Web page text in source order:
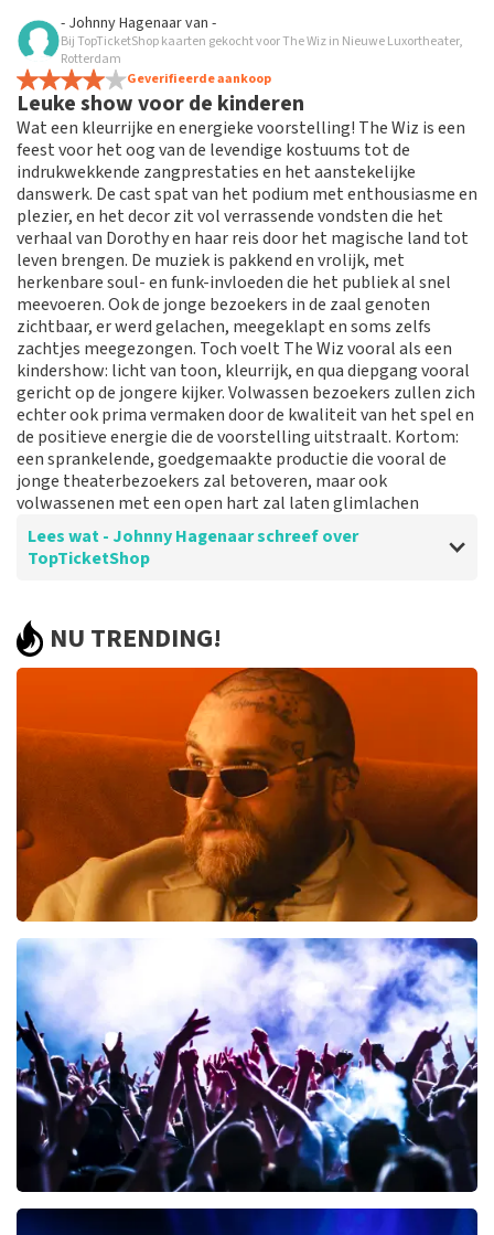
Beoordeling van - Eveline Teiwsen over
Te duur! Slechte plaatsen! Geen
annulering mogelijk.
Nooit meer top tickets! Slechte plaatsen! Veel te snel
gekocht waardoor ik annulering niet gelezen had
endus niet meer mogelijk was. Rechtstreeks bij theater
was 45,- volwassenen en kind gratis!! Top tickets
waren 80,- per volwassene!! Schandalig wat ze er aan
verdienen. Nooit doen want is echt niet top!!!!
Beste klant, Bedankt voor het schrijven van een review
op onze website. Uw feedback vinden wij erg belangrijk.
U helpt ons zo onze dienstverlening te verbeteren en
ook helpt u andere consumenten met het maken van
een beslissing. Wij hebben uw review gelezen en willen
er graag op reageren. Wij begrijpen dat u teleurgesteld
bent over de geboden plaatsen. Dit is vervelend. Maar
helaas gaan wij niet over de zaalindeling. Wij hebben de
categorie geleverd die u besteld heeft. Mocht het een
mindere plaats zijn in deze categorie dan komt dit
doordat de betere plaatsen in deze categorie al
verkocht waren aan de klanten voor u. Hier is helaas
niks aan te doen. Het klopt dat onze tickets soms
aanbod zoals ook normaal is in de vliegindustrie. Ook
ticketmaster maakt hier gebruik van bij haar platinum
tickets. De andere naam die op het ticket staat is te
verklaren doordat wij een wederverkoper zijn van
doorverkochte tickets. Wij hopen dat u ondanks alles
toch een fantastische avond heeft gehad. Met
vriendelijke groeten, Joost Topticketshop
Reactie van TopTicketShop
- Johnny Hagenaarvan -
Bij TopTicketShop kaarten gekocht voor The Wiz in Nieuwe Luxortheater,
Rotterdam
Geverifieerde aankoop
Leuke show voor de kinderen
Wat een kleurrijke en energieke voorstelling! The Wiz is een
feest voor het oog van de levendige kostuums tot de
indrukwekkende zangprestaties en het aanstekelijke
danswerk. De cast spat van het podium met enthousiasme en
plezier, en het decor zit vol verrassende vondsten die het
verhaal van Dorothy en haar reis door het magische land tot
leven brengen. De muziek is pakkend en vrolijk, met
herkenbare soul- en funk-invloeden die het publiek al snel
meevoeren. Ook de jonge bezoekers in de zaal genoten
zichtbaar, er werd gelachen, meegeklapt en soms zelfs
zachtjes meegezongen. Toch voelt The Wiz vooral als een
kindershow: licht van toon, kleurrijk, en qua diepgang vooral
gericht op de jongere kijker. Volwassen bezoekers zullen zich
echter ook prima vermaken door de kwaliteit van het spel en
de positieve energie die de voorstelling uitstraalt. Kortom:
een sprankelende, goedgemaakte productie die vooral de
jonge theaterbezoekers zal betoveren, maar ook
volwassenen met een open hart zal laten glimlachen
Lees wat - Johnny Hagenaar schreef over
TopTicketShop
Helder en snel
NU TRENDING!
Teddy Swims
BESTEL NU
Megadeth